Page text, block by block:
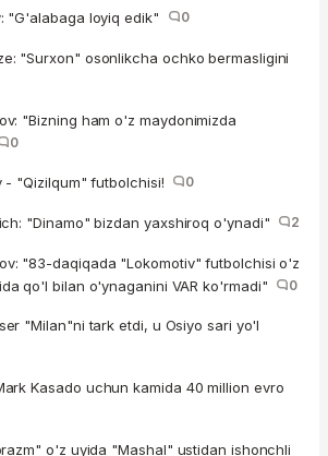
"G'alabaga loyiq edik" 0
"Surxon" osonlikcha ochko bermasligini
"Bizning ham o'z maydonimizda
0
- "Qizilqum" futbolchisi! 0
"Dinamo" bizdan yaxshiroq o'ynadi" 2
"83-daqiqada "Lokomotiv" futbolchisi o'z
qo'l bilan o'ynaganini VAR ko'rmadi"
0
"Milan"ni tark etdi, u Osiyo sari yo'l
Kasado uchun kamida 40 million evro
o'z uyida "Mashal" ustidan ishonchli